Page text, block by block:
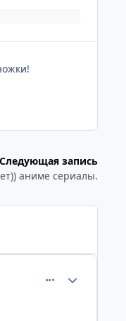
Следующая запись
аниме сериалы.